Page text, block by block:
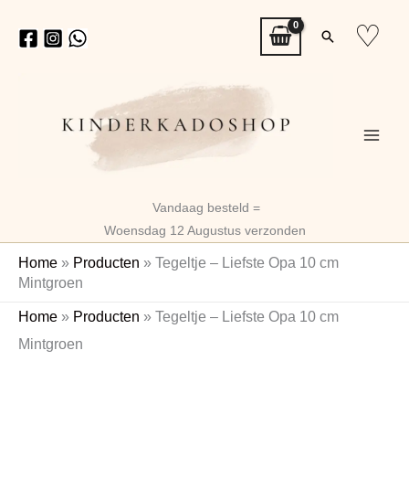
naar
Zoeken
♡
Vandaag besteld =
Woensdag 12 Augustus verzonden
Home » Producten » Tegeltje – Liefste Opa 10 cm
Mintgroen
Home » Producten » Tegeltje – Liefste Opa 10 cm
Mintgroen
Tegeltje
Liefste